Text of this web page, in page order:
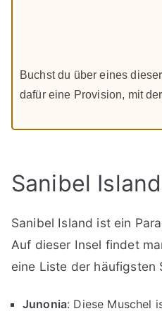
Buchst du über eines
dafür eine Provision, mit
Sanibel
Sanibel Island ist ein
Auf dieser Insel findet
eine Liste der häufigsten
Junonia: Diese Muschel